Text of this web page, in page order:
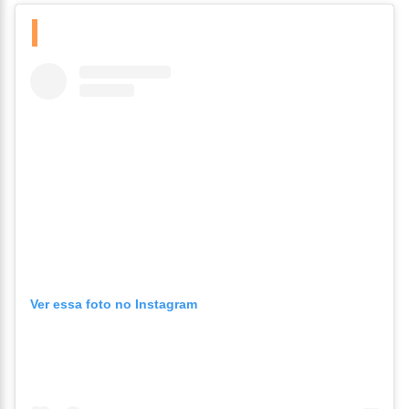
Ver essa foto no Instagram